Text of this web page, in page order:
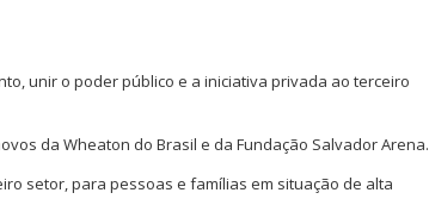
unir o poder público e a iniciativa privada ao terceiro
da Wheaton do Brasil e da Fundação Salvador Arena.
setor, para pessoas e famílias em situação de alta